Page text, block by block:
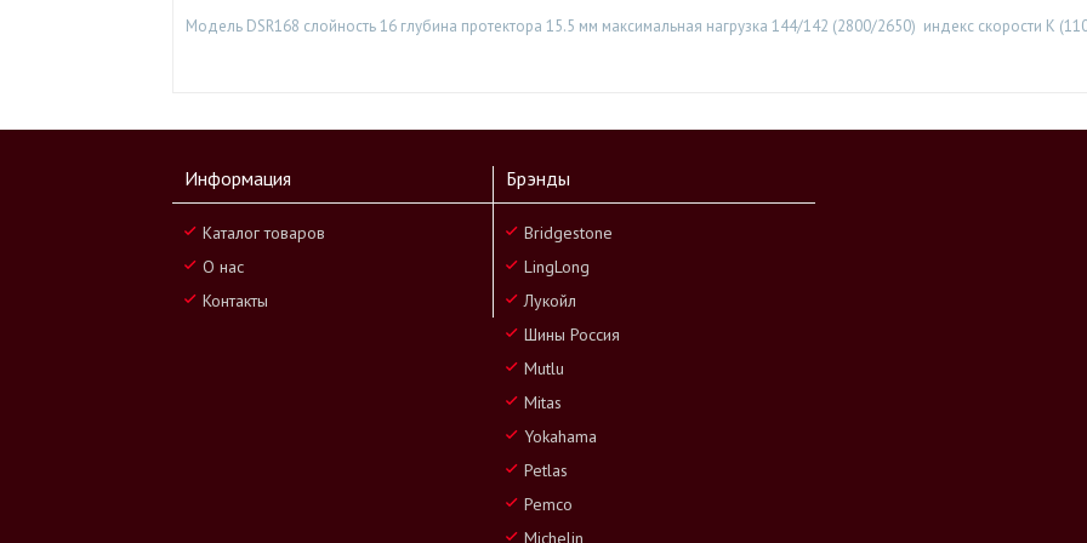
Модель DSR168 слойность 16 глубина протектора 15.5 мм максимальная нагрузка 144/142 (2800/2650) индекс скорости К
Информация
Каталог товаров
О нас
Контакты
Брэнды
Bridgestone
LingLong
Лукойл
Шины Россия
Mutlu
Mitas
Yokahama
Petlas
Pemco
Michelin